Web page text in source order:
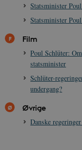
Statsminister
Statsminister
Film
Poul Schlüter:
statsminister
Schlüter-
undergang?
Øvrige
Danske